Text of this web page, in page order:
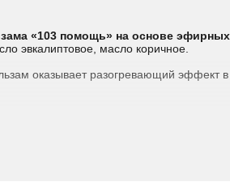
«103 помощь» на основе
эвкалиптовое, масло коричное.
оказывает разогревающий эффект